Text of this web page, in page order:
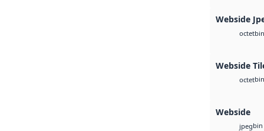
Webside
octetbin
Webside
octetbin
Webside
jpegbin